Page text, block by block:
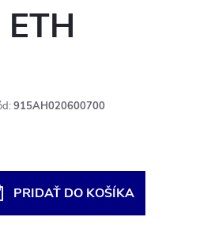
915AH020600700
PRIDAŤ DO KOŠÍKA